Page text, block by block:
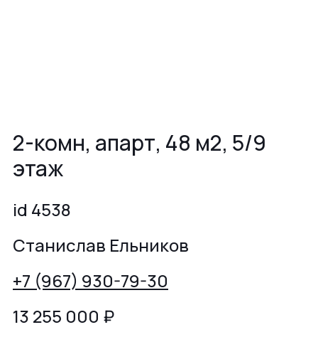
2-комн, апарт, 48 м2, 5/9
этаж
id 4538
Станислав Ельников
+7 (967) 930-79-30
13 255 000 ₽